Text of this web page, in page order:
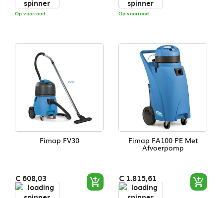
Op voorraad Op voorraad
Fimap FV30
€ 608,03 
Fimap FA100 PE Met
Afvoerpomp
€ 1.815,61 